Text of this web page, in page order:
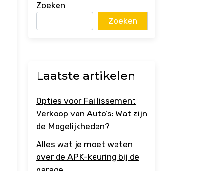
Zoeken
Zoeken
Laatste artikelen
Opties voor Faillissement
Verkoop van Auto’s: Wat zijn
de Mogelijkheden?
Alles wat je moet weten
over de APK-keuring bij de